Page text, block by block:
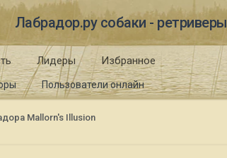
Лабрадор.ру собаки - ретриверы
Пользователи онлайн
Лидеры Избранное
Mallorn's Illusion